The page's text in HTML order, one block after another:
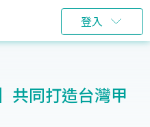
登入
共同打造台灣甲